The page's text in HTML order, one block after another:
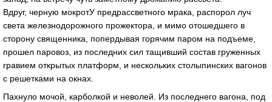
Вдруг, черную мокротУ предрассветного мрака, распорол луч
света железнодорожного прожектора, и мимо отошедшего в
сторону священника, попердывая горячим паром на подъеме,
прошел паровоз, из последних сил тащивший состав груженных
гравием открытых платформ, и нескольких столыпинских вагонов
с решетками на окнах.
Пахнуло мочой, карболкой и неволей. Из последнего вагона, под